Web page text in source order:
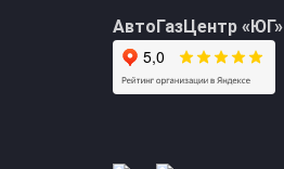
(495) 762-08-18
Whatsapp
консультант Николай
АвтоГазЦентр «ЮГ»